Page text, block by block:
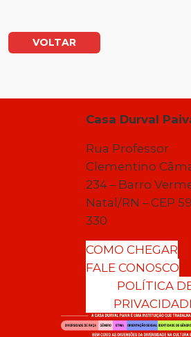
VOLTAR
Casa Durval
Rua Professor
Clementino
234 – Barro
Natal/RN – CEP
330
COMO CHEGAR
FALE CONOSCO
POLÍTICA